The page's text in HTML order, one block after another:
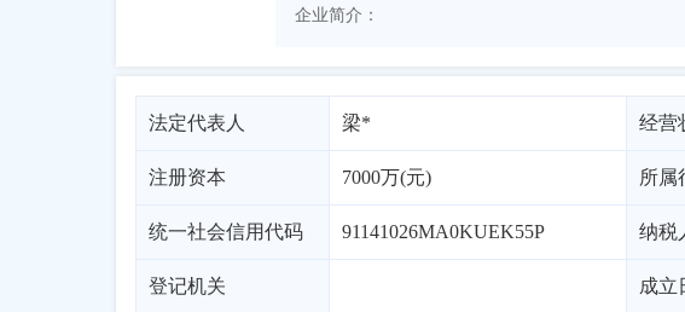
企业简介：
法定代表人 梁* 经营
注册资本 7000万(元) 所属
统一社会信用代码 91141026MA0KUEK55P 纳税
登记机关 成立